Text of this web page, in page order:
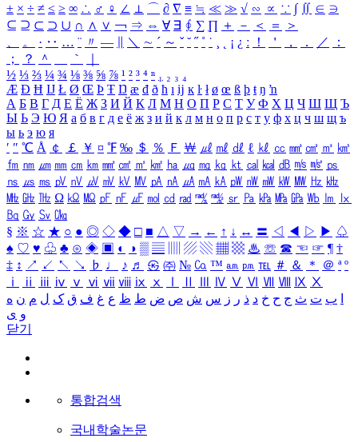
± × ÷ ≠ ≤ ≥ ∞ ∴ ♂ ♀ ∠ ⊥ ⌒ ∂ ∇ ≡ ≒ ≪ ≫ √ ∽ ∝ ∵ ∫ ∬ ∈ ∋
⊆ ⊇ ⊂ ⊃ ∪ ∩ ∧ ∨ ￢ ⇒ ⇔ ∀ ∃ ∮ ∑ ∏ ＋ － ＜ ＝
＞
、
。 · ‥ … ¨ 〃 ― ＼ ∼ ´ ～ ˇ ˘ ˝ ˚ ˙ ¸ ¡ ¿ ː ！ ＇ ， ． ／
：
；
？ ＾ ｀
½ ⅓ ⅔ ¼ ¾ ⅛ ⅜ ⅝ ⅞ ¹ ² ³ ⁴ ⁿ ₁ ₂ ₃ ₄
Æ Ð Ħ Ĳ Ł Ø Œ Þ Ŧ Ŋ æ đ ð ħ ı ĳ ĸ ŀ ł ø œ ß þ ŧ ŋ ŉ
А Б В Г Д Е Ё Ж З И Й К Л М Н О П Р С Т У Ф Х Ц Ч Ш Щ Ъ
Ы Ь Э Ю Я а б в г д е ё ж з и й к л м н о п р с т у ф х ц ч ш щ ъ
ы ь э ю я
′ ″ ℃ Å ￠ ￡ ￥ ¤ ℉ ‰ ＄ ％ Ｆ ￦ ㎕ ㎖ ㎗ ℓ ㎘ ㏄ ㎣ ㎤ ㎥ ㎦
㎙ ㎚ ㎛ ㎜ ㎝ ㎞ ㎟ ㎠ ㎡ ㎢ ㏊ ㎍ ㎎ ㎏ ㏏ ㎈ ㎉ ㏈ ㎧ ㎨ ㎰
㎱ ㎲ ㎳ ㎴ ㎵ ㎶ ㎷ ㎸ ㎹ ㎀ ㎁ ㎂ ㎃ ㎄ ㎺ ㎻ ㎽ ㎾ ㎿ ㎐ ㎑
㎒ ㎓ ㎔ Ω ㏀ ㏁ ㎊ ㎋ ㎌ ㏖ ㏅ ㎭ ㎮ ㎯ ㏛ ㎩ ㎪ ㎫ ㎬ ㏝ ㏐
㏓
㏃ ㏉ ㏜ ㏆
§ ※ ☆ ★ ○ ● ◎ ◇ ◆ □ ■ △ ▽ → ← ↑ ↓ ↔ 〓 ◁ ◀ ▷ ▶ ♤
♠ ♡ ♥ ♧ ♣ ⊙ ◈ ▣ ◐ ◑ ▒ ▤ ▨ ▧ ▦ ▩ ♨ ☏ ☎ ☜ ☞ ¶ †
‡ ↕ ↗ ↙ ↖ ↘ ♭ ♩ ♪ ♬ ㉿ ㈜ № ㏇ ™ ㏂ ㏘ ℡ ＃ ＆ ＊ ＠ ª º
ⅰ
ⅱ ⅲ ⅳ ⅴ ⅵ ⅶ ⅷ ⅸ ⅹ Ⅳ Ⅴ Ⅵ Ⅶ Ⅷ Ⅸ Ⅹ
ب ت ث ج ح خ د ذ ر ز س ش ص ض ط ظ ع غ ف ق ک ل م ن ه
و ی
닫기
통합검색
국내학술논문